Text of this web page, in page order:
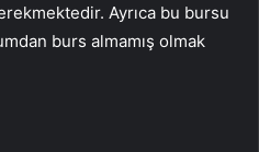
Ayrıca bu bursu
burs almamış olmak